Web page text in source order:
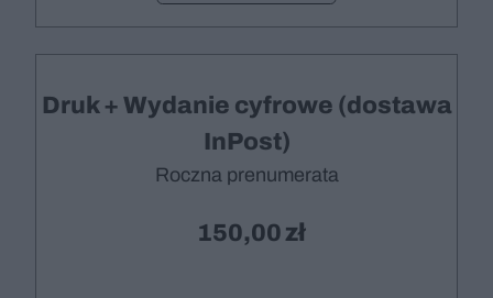
Druk + Wydanie cyfrowe (dostawa
InPost)
Roczna prenumerata
150,00